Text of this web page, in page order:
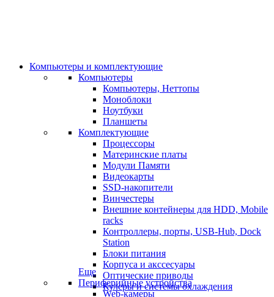
Компьютеры и комплектующие
Компьютеры
Компьютеры, Неттопы
Моноблоки
Ноутбуки
Планшеты
Комплектующие
Процессоры
Материнские платы
Модули Памяти
Видеокарты
SSD-накопители
Винчестеры
Внешние контейнеры для HDD, Mobile
racks
Контроллеры, порты, USB-Hub, Dock
Station
Блоки питания
Корпуса и акссесуары
Оптические приводы
Кулеры и системы охлаждения
Еще
Периферийные устройства
Web-камеры